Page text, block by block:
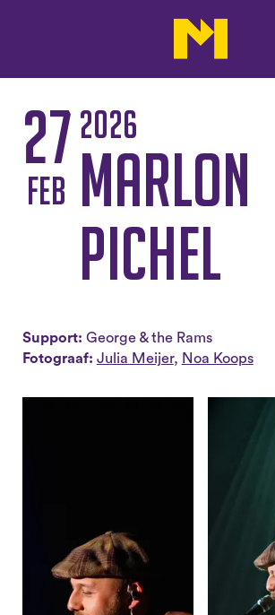
27
feb
2026
Marlon
Pichel
Support: George & the Rams
Fotograaf: Julia Meijer, Noa Koops